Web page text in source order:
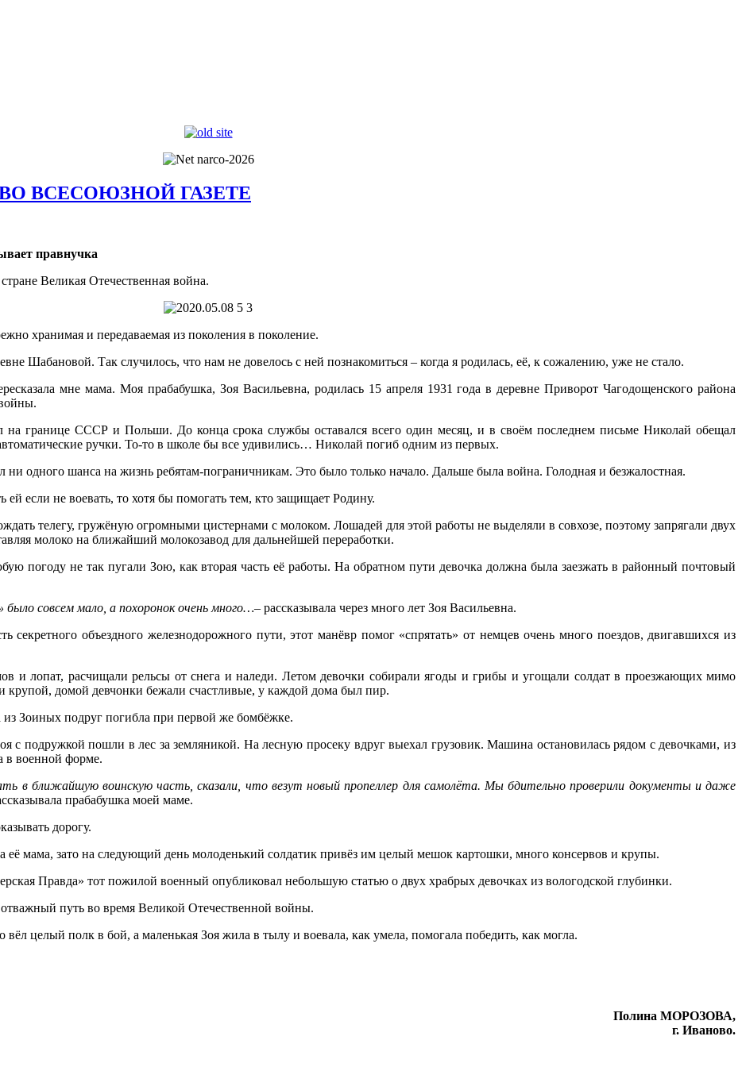
ВСЕСОЮЗНОЙ ГАЗЕТЕ
правнучка
Великая Отечественная война.
хранимая и передаваемая из поколения в поколение.
Шабановой. Так случилось, что нам не довелось с ней познакомиться – когда я родилась, её, к сожалению, уже не стало.
мне мама. Моя прабабушка, Зоя Васильевна, родилась 15 апреля 1931 года в деревне Приворот Чагодощенского района
границе СССР и Польши. До конца срока службы оставался всего один месяц, и в своём последнем письме Николай обещал
ручки. То-то в школе бы все удивились… Николай погиб одним из первых.
одного шанса на жизнь ребятам-пограничникам. Это было только начало. Дальше была война. Голодная и безжалостная.
ей если не воевать, то хотя бы помогать тем, кто защищает Родину.
телегу, гружёную огромными цистернами с молоком. Лошадей для этой работы не выделяли в совхозе, поэтому запрягали двух
молоко на ближайший молокозавод для дальнейшей переработки.
погоду не так пугали Зою, как вторая часть её работы. На обратном пути девочка должна была заезжать в районный почтовый
было совсем мало, а похоронок очень много…– рассказывала через много лет Зоя Васильевна.
секретного объездного железнодорожного пути, этот манёвр помог «спрятать» от немцев очень много поездов, двигавшихся из
и лопат, расчищали рельсы от снега и наледи. Летом девочки собирали ягоды и грибы и угощали солдат в проезжающих мимо
домой девчонки бежали счастливые, у каждой дома был пир.
Зоиных подруг погибла при первой же бомбёжке.
с подружкой пошли в лес за земляникой. На лесную просеку вдруг выехал грузовик. Машина остановилась рядом с девочками, из
в военной форме.
в ближайшую воинскую часть, сказали, что везут новый пропеллер для самолёта. Мы бдительно проверили документы и даже
прабабушка моей маме.
дорогу.
её мама, зато на следующий день молоденький солдатик привёз им целый мешок картошки, много консервов и крупы.
Правда» тот пожилой военный опубликовал небольшую статью о двух храбрых девочках из вологодской глубинки.
путь во время Великой Отечественной войны.
целый полк в бой, а маленькая Зоя жила в тылу и воевала, как умела, помогала победить, как могла.
Полина МОРОЗОВА,
г. Иваново.